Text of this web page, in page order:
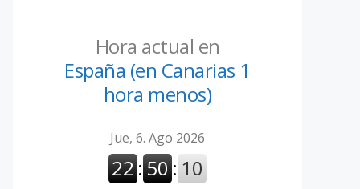
Hora actual en
España (en Canarias 1
hora menos)